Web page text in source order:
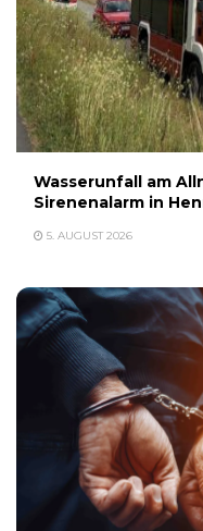
Wasserunfall am
Sirenenalarm in
5. AUGUST 2026